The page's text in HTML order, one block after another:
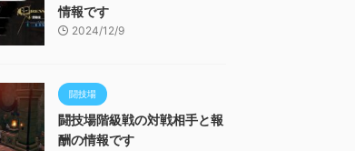
情報です
2024/12/9
闘技場
闘技場階級戦の対戦相手と報
酬の情報です